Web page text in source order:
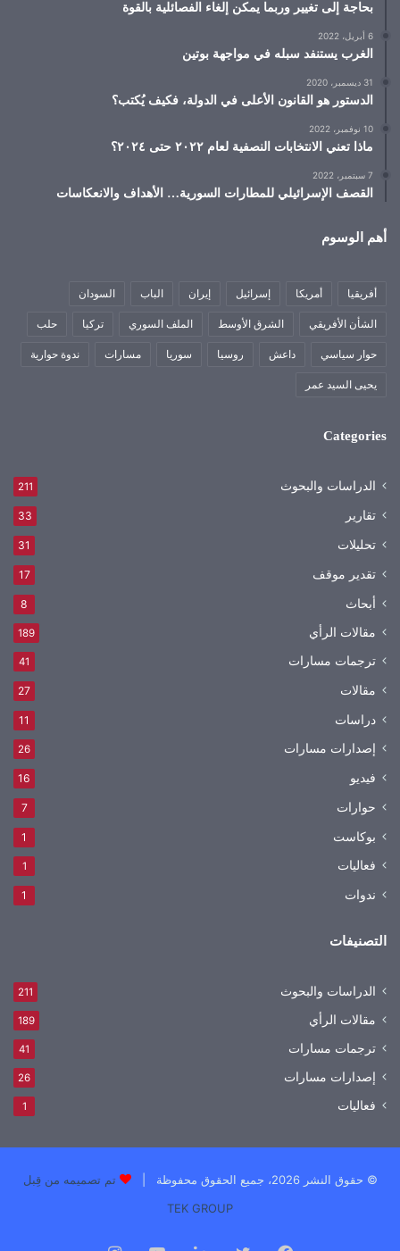
بحاجة إلى تغيير وربما يمكن إلغاء الفصائلية بالقوة
6 أبريل، 2022
الغرب يستنفد سبله في مواجهة بوتين
31 ديسمبر، 2020
الدستور هو القانون الأعلى في الدولة، فكيف يُكتب؟
10 نوفمبر، 2022
ماذا تعني الانتخابات النصفية لعام ٢٠٢٢ حتى ٢٠٢٤؟
7 سبتمبر، 2022
القصف الإسرائيلي للمطارات السورية… الأهداف والانعكاسات
أهم الوسوم
أفريقيا أمريكا إسرائيل إيران الباب السودان
الشأن الأفريقي الشرق الأوسط الملف السوري تركيا حلب
حوار سياسي داعش روسيا سوريا مسارات ندوة حوارية
يحيى السيد عمر
Categories
الدراسات والبحوث 211
تقارير 33
تحليلات 31
تقدير موقف 17
أبحاث 8
مقالات الرأي 189
ترجمات مسارات 41
مقالات 27
دراسات 11
إصدارات مسارات 26
فيديو 16
حوارات 7
بوكاست 1
فعاليات 1
ندوات 1
التصنيفات
الدراسات والبحوث 211
مقالات الرأي 189
ترجمات مسارات 41
إصدارات مسارات 26
فعاليات 1
© حقوق النشر 2026، جميع الحقوق محفوظة |
تم تصميمه من قِبل
TEK GROUP